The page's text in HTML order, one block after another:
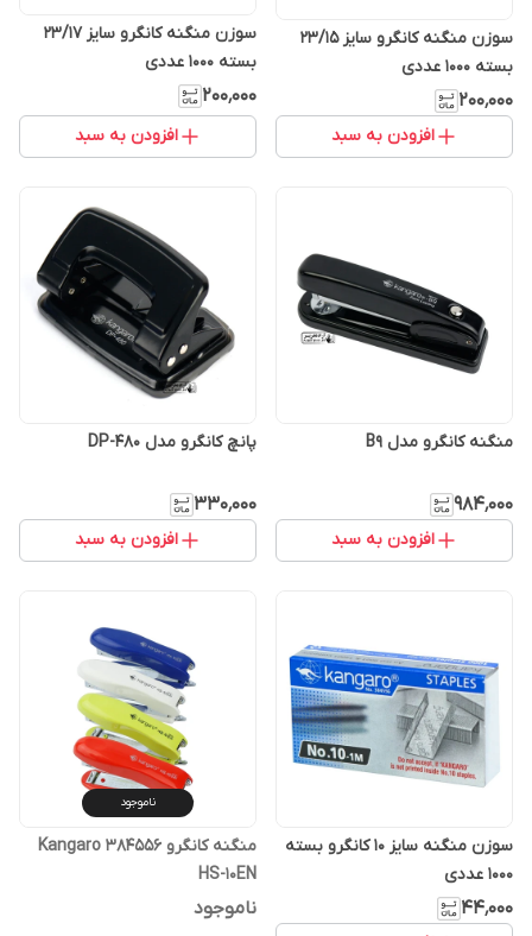
سوزن منگنه کانگرو سایز 23/15
بسته 1000 عددی
۲۰۰٬۰۰۰
افزودن به سبد
سوزن منگنه کانگرو سایز 23/17
بسته 1000 عددی
۲۰۰٬۰۰۰
افزودن به سبد
منگنه کانگرو مدل B9
۹۸۴٬۰۰۰
افزودن به سبد
پانچ کانگرو مدل DP-480
۳۳۰٬۰۰۰
افزودن به سبد
سوزن منگنه سایز ۱۰ کانگرو بسته
1000 عددی
۴۴٬۰۰۰
ناموجود
منگنه کانگرو Kangaro 384556
HS-10EN
ناموجود